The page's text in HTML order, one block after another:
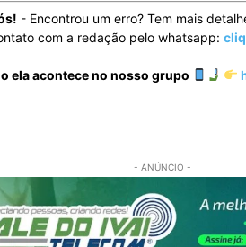
- Encontrou um erro? Tem mais
com a redação pelo whatsapp:
ela acontece no nosso grupo
- ANÚNCIO -